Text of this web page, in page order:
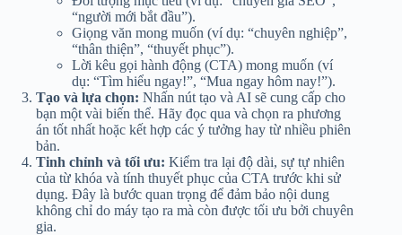
“người mới bắt đầu”).
Giọng văn mong muốn (ví dụ: “chuyên nghiệp”,
“thân thiện”, “thuyết phục”).
Lời kêu gọi hành động (CTA) mong muốn (ví
dụ: “Tìm hiểu ngay!”, “Mua ngay hôm nay!”).
Tạo và lựa chọn: Nhấn nút tạo và AI sẽ cung cấp cho
bạn một vài biến thể. Hãy đọc qua và chọn ra phương
án tốt nhất hoặc kết hợp các ý tưởng hay từ nhiều phiên
bản.
Tinh chỉnh và tối ưu: Kiểm tra lại độ dài, sự tự nhiên
của từ khóa và tính thuyết phục của CTA trước khi sử
dụng. Đây là bước quan trọng để đảm bảo nội dung
không chỉ do máy tạo ra mà còn được tối ưu bởi chuyên
gia.